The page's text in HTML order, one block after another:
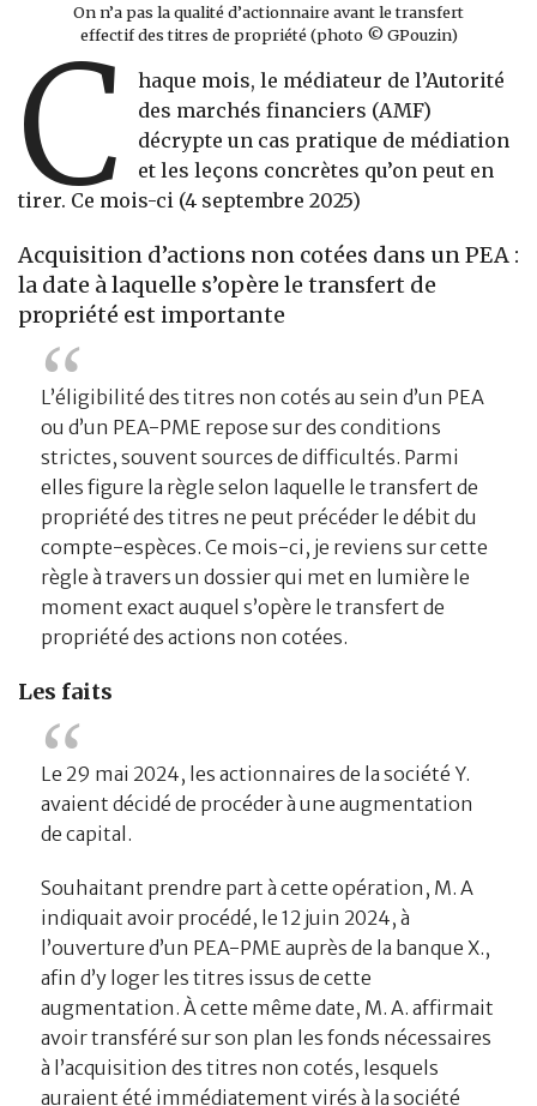
On n’a pas la qualité d’actionnaire avant le transfert
effectif des titres de propriété (photo © GPouzin)
C
haque mois, le médiateur de l’Autorité
des marchés financiers (AMF)
décrypte un cas pratique de médiation
et les leçons concrètes qu’on peut en
tirer. Ce mois-ci (4 septembre 2025)
Acquisition d’actions non cotées dans un PEA :
la date à laquelle s’opère le transfert de
propriété est importante
L’éligibilité des titres non cotés au sein d’un PEA
ou d’un PEA-PME repose sur des conditions
strictes, souvent sources de difficultés. Parmi
elles figure la règle selon laquelle le transfert de
propriété des titres ne peut précéder le débit du
compte-espèces. Ce mois-ci, je reviens sur cette
règle à travers un dossier qui met en lumière le
moment exact auquel s’opère le transfert de
propriété des actions non cotées.
Les faits
Le 29 mai 2024, les actionnaires de la société Y.
avaient décidé de procéder à une augmentation
de capital.
Souhaitant prendre part à cette opération, M. A
indiquait avoir procédé, le 12 juin 2024, à
l’ouverture d’un PEA-PME auprès de la banque X.,
afin d’y loger les titres issus de cette
augmentation. À cette même date, M. A. affirmait
avoir transféré sur son plan les fonds nécessaires
à l’acquisition des titres non cotés, lesquels
auraient été immédiatement virés à la société